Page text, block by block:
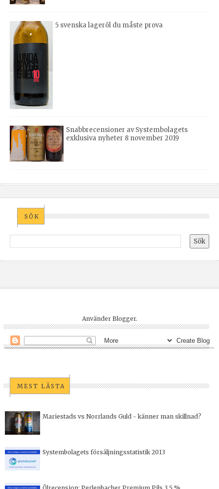
5 svenska lageröl du måste prova
Snabbrecensioner av Systembolagets
exklusiva nyheter 8 november 2019
SÖK
Använder Blogger.
MEST LÄSTA
Mariestads vs Norrlands Guld - känner man skillnad?
Systembolagets försäljningsstatistik 2013